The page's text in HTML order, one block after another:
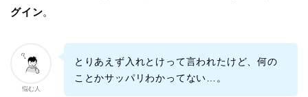
グイ ン。
悩む人
とりあえず入れとけって言われたけど、何の
ことかサッパリわかってない…。